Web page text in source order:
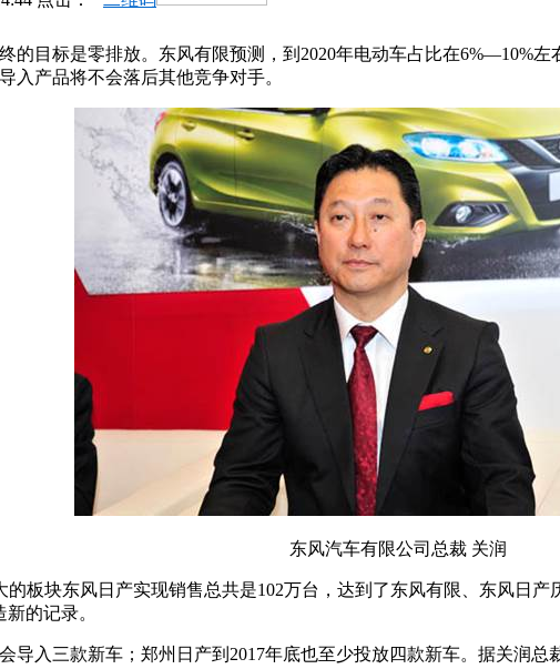
的目标是零排放。东风有限预测，到2020年电动车占比在6%—10%
入产品将不会落后其他竞争对手。
东风汽车有限公司总裁 关润
的板块东风日产实现销售总共是102万台，达到了东风有限、东风日
的记录。
导入三款新车；郑州日产到2017年底也至少投放四款新车。据关润